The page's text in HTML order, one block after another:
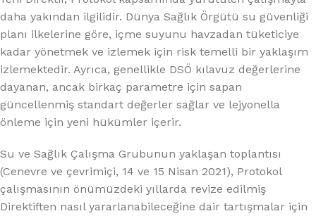
daha yakından ilgilidir. Dünya Sağlık Örgütü su güvenliği
planı ilkelerine göre, içme suyunu havzadan tüketiciye
kadar yönetmek ve izlemek için risk temelli bir yaklaşım
izlemektedir. Ayrıca, genellikle DSÖ kılavuz değerlerine
dayanan, ancak birkaç parametre için sapan
güncellenmiş standart değerler sağlar ve lejyonella
önleme için yeni hükümler içerir.
Su ve Sağlık Çalışma Grubunun yaklaşan toplantısı
(Cenevre ve çevrimiçi, 14 ve 15 Nisan 2021), Protokol
çalışmasının önümüzdeki yıllarda revize edilmiş
Direktiften nasıl yararlanabileceğine dair tartışmalar için